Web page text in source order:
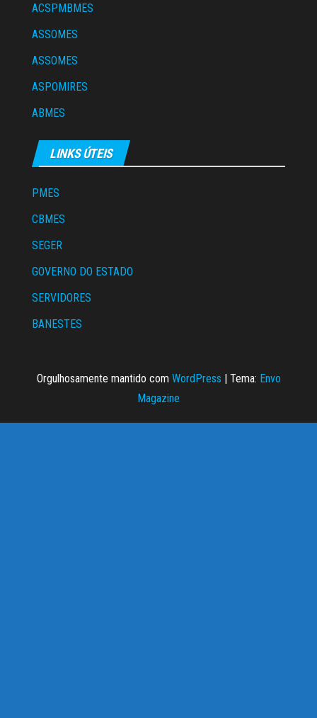
ACSPMBMES
ASSOMES
ASSOMES
ASPOMIRES
ABMES
LINKS ÚTEIS
PMES
CBMES
SEGER
GOVERNO DO ESTADO
SERVIDORES
BANESTES
Orgulhosamente mantido com WordPress Tema: Envo
Magazine